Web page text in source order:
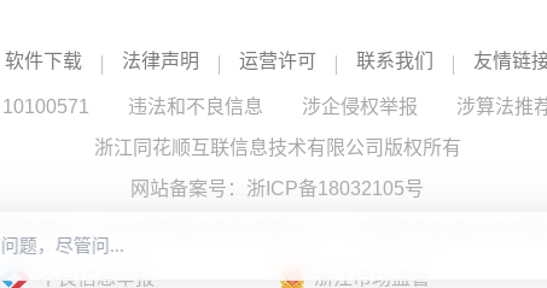
软件下载 法律声明 运营许可 联系我们 友情链
违法和不良信息 涉企侵权举报 涉算法推
浙江同花顺互联信息技术有限公司版权所有
网站备案号： 浙ICP备18032105号
务提供：浙江同花顺云软件有限公司 （中国证监会核发证书编
不良信息举报 浙江市场监管